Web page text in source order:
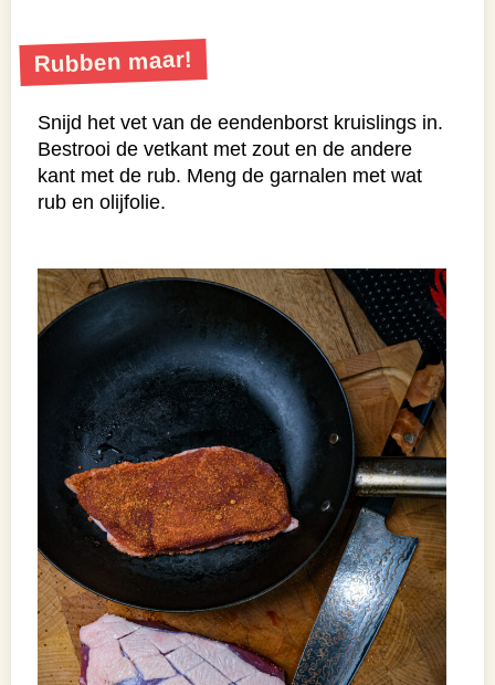
Rubben maar!
Snijd het vet van de eendenborst kruislings in.
Bestrooi de vetkant met zout en de andere
kant met de rub. Meng de garnalen met wat
rub en olijfolie.